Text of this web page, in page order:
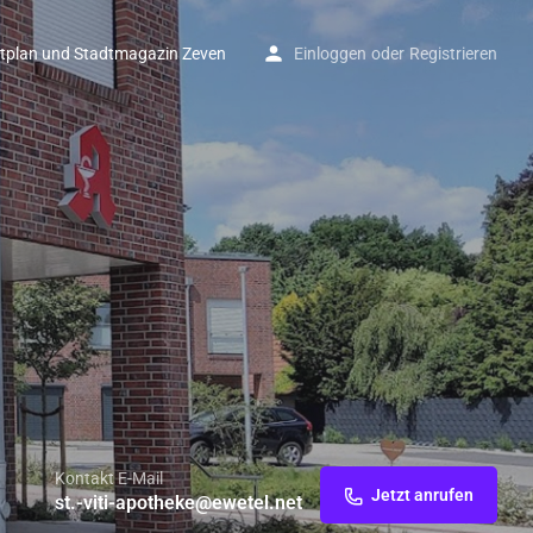
und Stadtmagazin Zeven Einloggen oder Registrieren
Kontakt E-Mail
st.-viti-apotheke@ewetel.net Jetzt anrufen